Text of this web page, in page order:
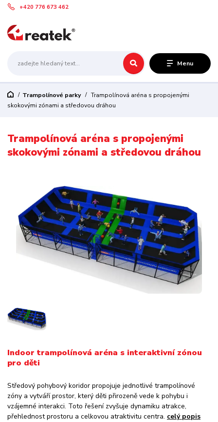
Menu
+420 776 673 462
Trampolínové parky
Trampolínová aréna s propojenými
skokovými zónami a středovou dráhou
Trampolínová aréna s propojenými
skokovými zónami a středovou dráhou
Indoor trampolínová aréna s interaktivní zónou
pro děti
Středový pohybový koridor propojuje jednotlivé trampolínové
zóny a vytváří prostor, který děti přirozeně vede k pohybu i
vzájemné interakci. Toto řešení zvyšuje dynamiku atrakce,
přehlednost prostoru a celkovou atraktivitu centra. celý popis